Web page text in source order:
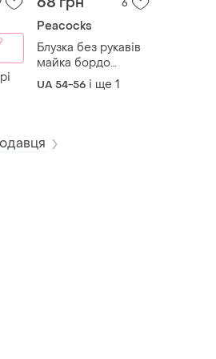
6
Peacocks
Блузка без рукавів
майка бордо
peacocks р.18/46.
UA 54-56 і ще 1